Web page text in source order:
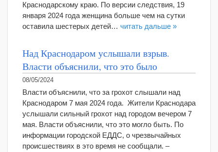
Краснодарскому краю. По версии следствия, 19
января 2024 года женщина больше чем на сутки
оставила шестерых детей… читать дальше »
Над Краснодаром услышали взрыв.
Власти объяснили, что это было
08/05/2024
Власти объяснили, что за грохот слышали над
Краснодаром 7 мая 2024 года. Жители Краснодара
услышали сильный грохот над городом вечером 7
мая. Власти объяснили, что это могло быть. По
информации городской ЕДДС, о чрезвычайных
происшествиях в это время не сообщали. –